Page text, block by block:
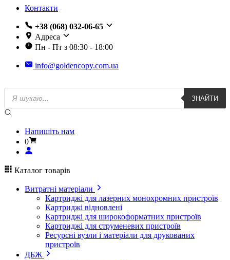
Контакти
+38 (068) 032-06-65
Адреса
Пн - Пт з 08:30 - 18:00
info@goldencopy.com.ua
Пошук
товарів
ЗНАЙТИ
Напишіть нам
0
Каталог товарів
Витратні матеріали
Картриджі для лазерних монохромних пристроїв
Картриджі відновлені
Картриджі для широкоформатних пристроїв
Картриджі для струменевих пристроїв
Ресурсні вузли і матеріали для друкованих
пристроїв
ДБЖ